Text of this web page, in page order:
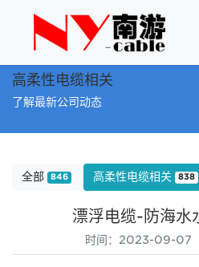
高柔性电缆相关
了解最新公司动态
全部 846 高柔性电缆相关 838
漂浮电缆-防海水
时间：2023-09-07